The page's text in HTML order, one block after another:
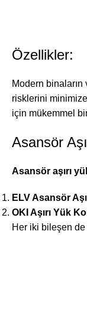
Özellikler:
Modern
risklerini
için mükemmel
Asansör
Asansör aşırı
ELV Asansör
OKI Aşırı Yük
Her iki bileşen de